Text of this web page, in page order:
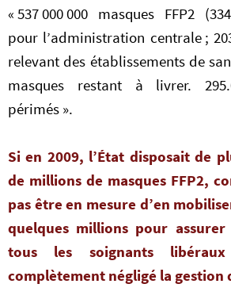
« 537 000 000 masques FFP2
pour l’administration centrale ;
relevant des établissements de
masques restant à livrer.
périmés ».
Si en 2009, l’État disposait de
de millions de masques FFP2,
pas être en mesure d’en
quelques millions pour
tous les soignants
complètement négligé la gestion